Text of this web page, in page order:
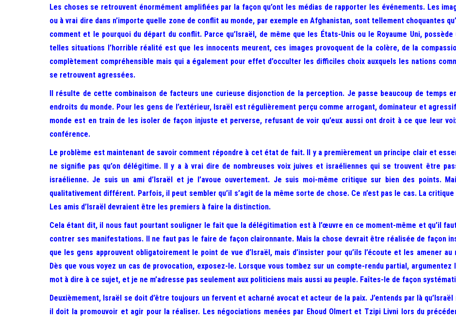
Les choses se retrouvent énormément amplifiées par la façon qu’ont les médias de rapporter les événements. Les
ou à vrai dire dans n’importe quelle zone de conflit au monde, par exemple en Afghanistan, sont tellement choquantes
comment et le pourquoi du départ du conflit. Parce qu’Israël, de même que les États-Unis ou le Royaume Uni,
telles situations l’horrible réalité est que les innocents meurent, ces images provoquent de la colère, de la
complètement compréhensible mais qui a également pour effet d’occulter les difficiles choix auxquels les nations
se retrouvent agressées.
Il résulte de cette combinaison de facteurs une curieuse disjonction de la perception. Je passe beaucoup de temps
endroits du monde. Pour les gens de l’extérieur, Israël est régulièrement perçu comme arrogant, dominateur et
monde est en train de les isoler de façon injuste et perverse, refusant de voir qu’eux aussi ont droit à ce que leur
conférence.
Le problème est maintenant de savoir comment répondre à cet état de fait. Il y a premièrement un principe clair et
ne signifie pas qu’on délégitime. Il y a à vrai dire de nombreuses voix juives et israéliennes qui se trouvent être
israélienne. Je suis un ami d’Israël et je l’avoue ouvertement. Je suis moi-même critique sur bien des points.
qualitativement différent. Parfois, il peut sembler qu’il s’agit de la même sorte de chose. Ce n’est pas le cas. La
Les amis d’Israël devraient être les premiers à faire la distinction.
Cela étant dit, il nous faut pourtant souligner le fait que la délégitimation est à l’œuvre en ce moment-même et qu’il
contrer ses manifestations. Il ne faut pas le faire de façon claironnante. Mais la chose devrait être réalisée de façon
que les gens approuvent obligatoirement le point de vue d’Israël, mais d’insister pour qu’ils l’écoute et les amener
Dès que vous voyez un cas de provocation, exposez-le. Lorsque vous tombez sur un compte-rendu partial,
mot à dire à ce sujet, et je ne m’adresse pas seulement aux politiciens mais aussi au peuple. Faîtes-le de façon
Deuxièmement, Israël se doit d’être toujours un fervent et acharné avocat et acteur de la paix. J’entends par là
il doit la promouvoir et agir pour la réaliser. Les négociations menées par Ehoud Olmert et Tzipi Livni lors du